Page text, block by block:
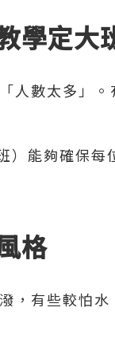
學定大
人數太多」
）能夠確保
格
，有些較怕